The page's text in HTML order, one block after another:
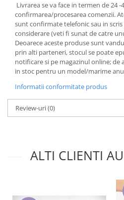
Cadouri Back to school
Cadouri de Paște
Cadouri Traditionale Romanesti
8 Martie
Cadouri pentru CUPLU El & Ea
Cadouri Iubitori de animale
Cadouri GRAVIDE
Cadouri pentru sportivi
Cadouri Pensionare
Cadouri pentru Sfânta Maria
Livrarea se va face in termen de 24 -
confirmarea/procesarea comenzii.
sunt confirmate telefonic sau in
considerare (veti fi sunat de catre
Deoarece aceste produse sunt
prin alti parteneri, stocul se poate
notificare si pe magazinul online; de
in stoc pentru un model/marime
Informatii conformitate produs
Review-uri(0)
ALTI CLIENTI